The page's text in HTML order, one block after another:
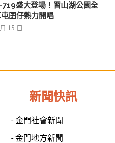
盛大登場！習山湖公園全
囝仔熱力開唱
15 日
新聞快訊
- 金門社會新聞
- 金門地方新聞